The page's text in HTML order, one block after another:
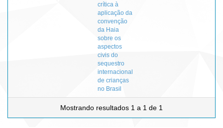
crítica à
aplicação da
convenção
da Haia
sobre os
aspectos
civis do
sequestro
internacional
de crianças
no Brasil
Mostrando resultados 1 a 1 de 1